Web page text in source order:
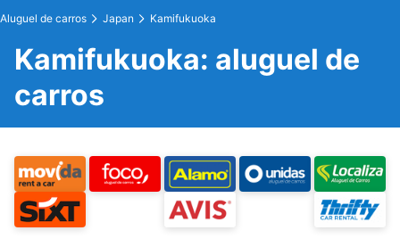
Aluguel de carros Japan Kamifukuoka
Kamifukuoka: aluguel de
carros